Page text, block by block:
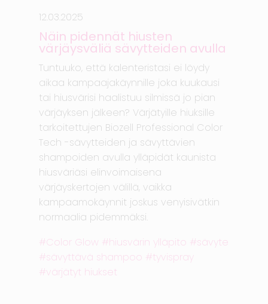
12.03.2025
Näin pidennät hiusten
värjäysväliä sävytteiden avulla
Tuntuuko, että kalenteristasi ei löydy
aikaa kampaajakäynnille joka kuukausi
tai hiusvärisi haalistuu silmissä jo pian
värjäyksen jälkeen? Värjätyille hiuksille
tarkoitettujen Biozell Professional Color
Tech -sävytteiden ja sävyttävien
shampoiden avulla ylläpidät kaunista
hiusväriäsi elinvoimaisena
värjäyskertojen välillä, vaikka
kampaamokäynnit joskus venyisivätkin
normaalia pidemmäksi.
Color Glow
hiusvärin ylläpito
sävyte
sävyttävä shampoo
tyvispray
värjätyt hiukset